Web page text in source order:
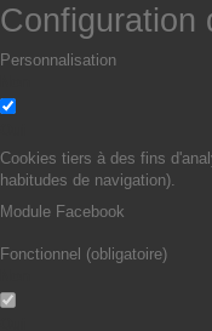
Configuration
Personnalisation
Cookies tiers à des fins
habitudes de navigation).
Module Facebook
Fonctionnel (obligatoire)